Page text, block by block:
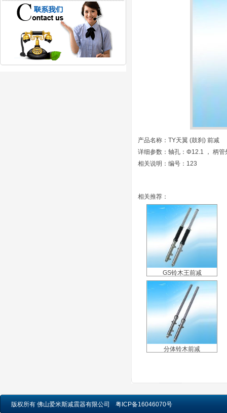
产品名称：TY天翼 (鼓刹) 前减
详细参数：轴孔：Φ12.1 ， 柄
相关说明：编号：123
相关推荐：
GS铃木王前减
分体铃木前减
版权所有 佛山爱米斯减震器有限公司 粤ICP备16046070号